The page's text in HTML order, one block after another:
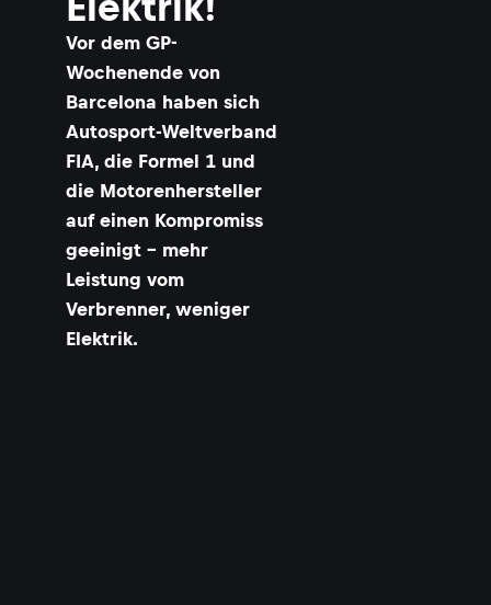
Vor dem GP-
Wochenende von
Barcelona haben sich
Autosport-Weltverband
FIA, die Formel 1 und
die Motorenhersteller
auf einen Kompromiss
geeinigt – mehr
Leistung vom
Verbrenner, weniger
Elektrik.